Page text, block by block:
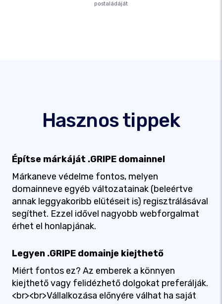
postaládáját
Hasznos tippek
Építse márkáját .GRIPE domainnel
Márkaneve védelme fontos, melyen
domainneve egyéb változatainak (beleértve
annak leggyakoribb elütéseit is) regisztrálásával
segíthet. Ezzel idővel nagyobb webforgalmat
érhet el honlapjának.
Legyen .GRIPE domainje kiejthető
Miért fontos ez? Az emberek a könnyen
kiejthető vagy felidézhető dolgokat preferálják.
<br><br>Vállalkozása előnyére válhat ha saját